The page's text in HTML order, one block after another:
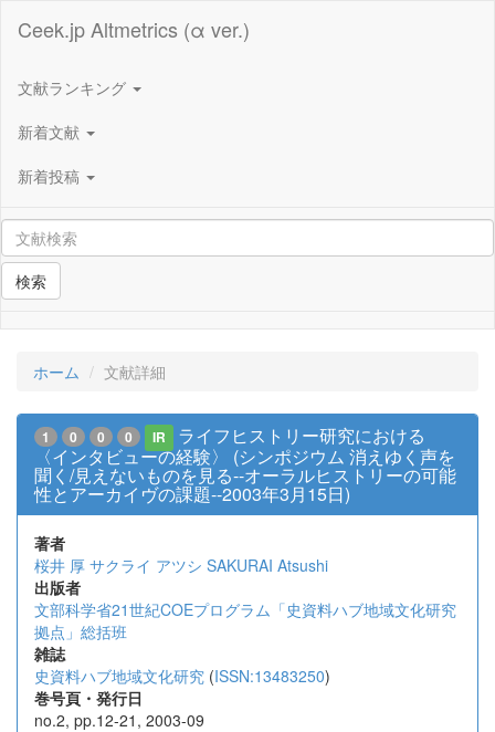
Ceek.jp Altmetrics (α ver.)
文献ランキング
新着文献
新着投稿
検索
ホーム 文献詳細
1 0 0 0 IR
ライフヒストリー研究における
〈インタビューの経験〉 (シンポジウム 消えゆく声を
聞く/見えないものを見る--オーラルヒストリーの可能
性とアーカイヴの課題--2003年3月15日)
著者
桜井 厚 サクライ アツシ SAKURAI Atsushi
出版者
文部科学省21世紀COEプログラム「史資料ハブ地域文化研究
拠点」総括班
雑誌
史資料ハブ地域文化研究 (ISSN:13483250)
巻号頁・発行日
no.2, pp.12-21, 2003-09